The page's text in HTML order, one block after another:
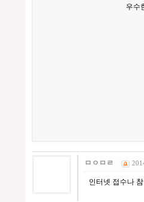
우수
ㅁㅇㅁㄹ
인터넷 접수나